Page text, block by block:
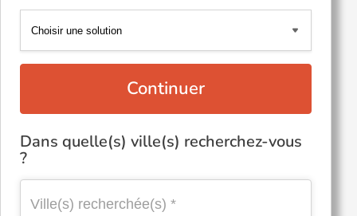
Continuer
Dans quelle(s) ville(s) recherchez-vous
?